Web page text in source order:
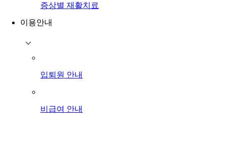
증상별 재활치료
이용안내
입퇴원 안내
비급여 안내